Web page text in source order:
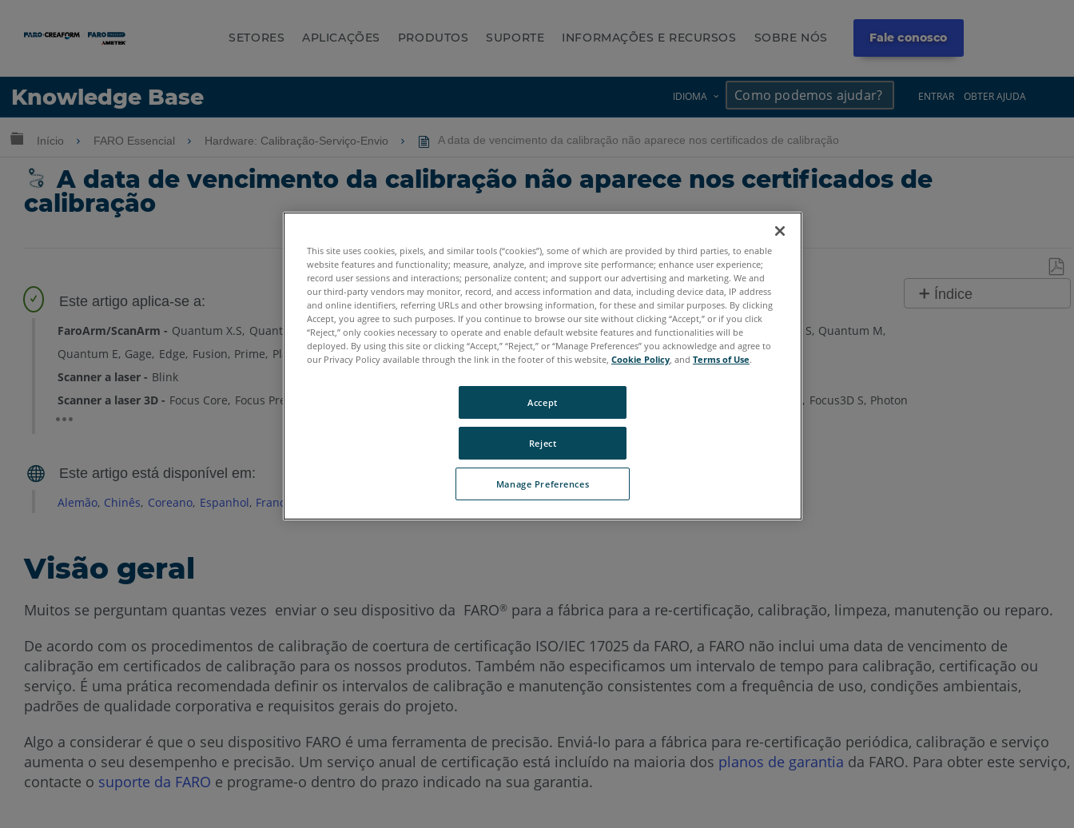
SETORES APLICAÇÕES PRODUTOS SUPORTE INFORMAÇÕES E RECURSOS SOBRE NÓS Fale conosco
Knowledge Base IDIOMA ENTRAR OBTER AJUDA
Idioma
Expandir/recolher hierarquia global
Início FARO Essencial Hardware: Calibração-Serviço-Envio A data de vencimento da calibração não aparece nos certificados de calibração
A data de vencimento da calibração não aparece nos certificados de
calibração
Índice
FaroArm/ScanArm Quantum X.S Quantum X.M Quantum X.E Quantum S Max Quantum M Max Quantum E Max Gage Max Quantum S Quantum M
Quantum E Gage Edge Fusion Prime Platinum Legacy Quantum Titanium Advantage Digital Template
Scanner a laser
Blink
Scanner a laser 3D
Focus Core Focus Premium Focus S Plus Focus3D S Photon
Alemão Chinês Coreano Espanhol Francês Português
Visão geral
Muitos se perguntam quantas vezes enviar o seu dispositivo da FARO® para a fábrica para a re-certificação, calibração, limpeza, manutenção ou reparo.
De acordo com os procedimentos de calibração de coertura de certificação ISO/IEC 17025 da FARO, a FARO não inclui uma data de vencimento de
calibração em certificados de calibração para os nossos produtos. Também não especificamos um intervalo de tempo para calibração, certificação ou
serviço. É uma prática recomendada definir os intervalos de calibração e manutenção consistentes com a frequência de uso, condições ambientais,
padrões de qualidade corporativa e requisitos gerais do projeto.
Algo a considerar é que o seu dispositivo FARO é uma ferramenta de precisão. Enviá-lo para a fábrica para re-certificação periódica, calibração e serviço
aumenta o seu desempenho e precisão. Um serviço anual de certificação está incluído na maioria dos planos de garantia da FARO. Para obter este serviço,
contacte o suporte da FARO e programe-o dentro do prazo indicado na sua garantia.
This site uses cookies, pixels, and similar tools (“cookies”), some of which are provided by third parties, to enable
website features and functionality; measure, analyze, and improve site performance; enhance user experience;
record user sessions and interactions; personalize content; and support our advertising and marketing. We and
our third-party vendors may monitor, record, and access information and data, including device data, IP address
and online identifiers, referring URLs and other browsing information, for these and similar purposes. By clicking
Accept, you agree to such purposes. If you continue to browse our site without clicking “Accept,” or if you click
“Reject,” only cookies necessary to operate and enable default website features and functionalities will be
deployed. By using this site or clicking “Accept,” “Reject,” or “Manage Preferences” you acknowledge and agree to
our Privacy Policy available through the link in the footer of this website, Cookie Policy, and Terms of Use.
Manage Preferences
Reject
Accept